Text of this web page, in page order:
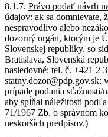
8.1.7. Právo podať návrh
údajov: ak sa domnievate,
nespravodlivo alebo
dozorný orgán, ktorým je
Slovenskej republiky, so
Bratislava, Slovenská
nasledovné: tel. č. +421 2
statny.dozor@pdp.gov.sk;
prípade podania sťažnosti/
aby spĺňal náležitosti
71/1967 Zb. o správnom
neskorších predpisov.)